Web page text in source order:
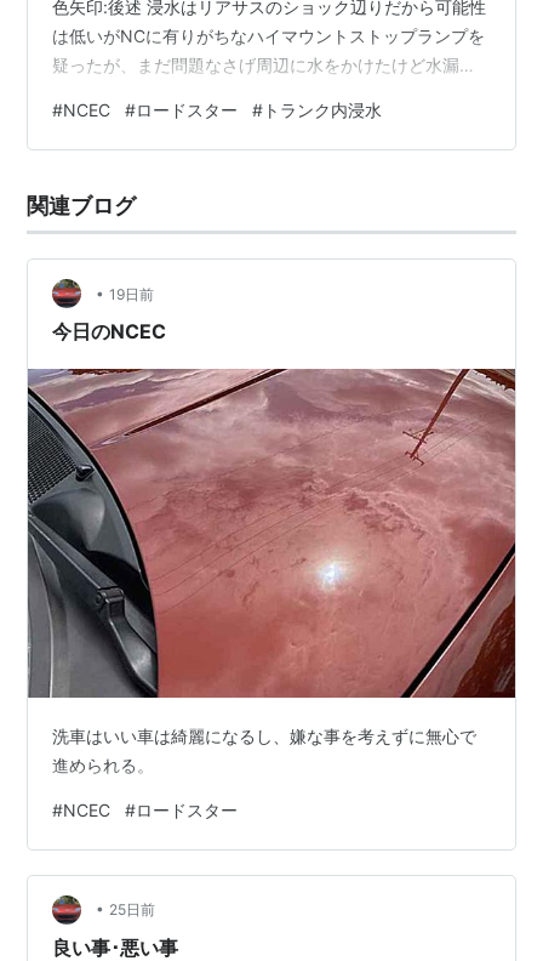
色矢印:後述 浸水はリアサスのショック辺りだから可能性
は低いがNCに有りがちなハイマウントストップランプを
疑ったが、まだ問題なさげ周辺に水をかけたけど水漏れ
後見ると浸水していた。 洗車時タイヤハウス内も水をか
けている。ここが侵入箇所の可能性が高い。 水色矢印は
矢印より大量に。タイヤハウス内はパテか何かで埋めて
やれば良いと思うけど、こっちはどうしたら良いのだろ
#NCEC #ロードスター # トランク内浸水
関連ブログ
• 19日前
今日のNCEC
洗車はいい車は綺麗になるし、嫌な事を考えずに無心で
進められる。
#NCEC #ロードスター
• 25日前
良い事･悪い事